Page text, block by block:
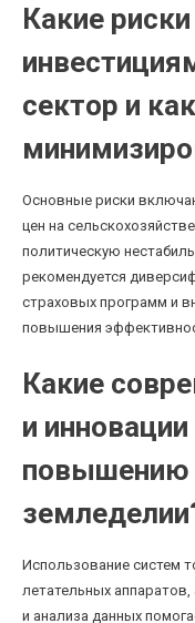
Какие
сектор и
Основные риски
цен на
политическую
рекомендуется
страховых программ и
повышения
Какие
и
повышению
Использование систем
летательных
и анализа данных